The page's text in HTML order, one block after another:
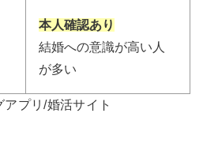
本人確認あり
結婚への意識が高い人
が多い
アプリ/婚活サイト